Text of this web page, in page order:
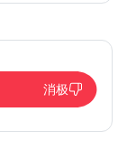
消极